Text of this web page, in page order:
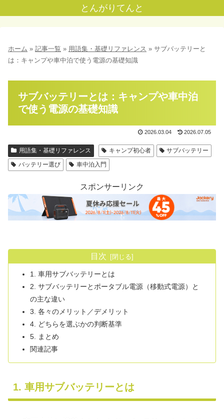
とんがりてんと
ホーム » 記事一覧 » 用語集・基礎リファレンス » サブバッテリーと
は：キャンプや車中泊で使う電源の基礎知識
サブバッテリーとは：キャンプや車中泊
で使う電源の基礎知識
2026.03.04 2026.07.05
用語集・基礎リファレンス キャンプ初心者
サブバッテリー
バッテリー選び
車中泊入門
スポンサーリンク
目次
1. 車用サブバッテリーとは
2. サブバッテリーとポータブル電源（移動式電源）と
の主な違い
3. 各々のメリット／デメリット
4. どちらを選ぶかの判断基準
5. まとめ
関連記事
1. 車用サブバッテリーとは